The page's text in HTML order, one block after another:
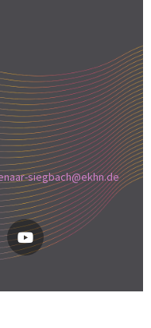
siegbach@ekhn.de